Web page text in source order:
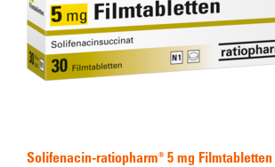
Solifenacin-ratiopharm® 5 mg Filmtabletten